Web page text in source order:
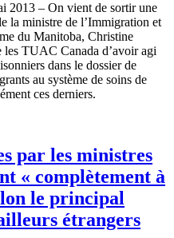
2013 – On vient de sortir une
la ministre de l’Immigration et
du Manitoba, Christine
les TUAC Canada d’avoir agi
dans le dossier de
au système de soins de
ces derniers.
par les ministres
« complètement à
le principal
étrangers